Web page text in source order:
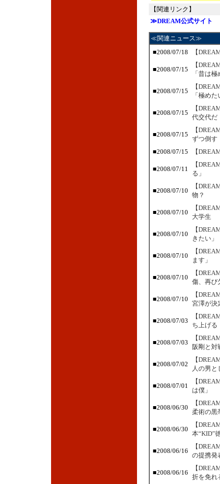
【関連リンク】
≫DREAM公式サイト
≪関連ニュース≫
■2008/07/18
【
■2008/07/15
【
「昔は
■2008/07/15
【
「極めた
■2008/07/15
【
代交代だ
■2008/07/15
【
ずつ倒す
■2008/07/15
【
■2008/07/11
【
る」
■2008/07/10
【
物？
■2008/07/10
【
大学生
■2008/07/10
【
きたい」
■2008/07/10
【
ます」
■2008/07/10
【
傷、再
■2008/07/10
【
宮澤が決
■2008/07/03
【
ち上げる
■2008/07/03
【
阪剛と対
■2008/07/02
【
人の男と
■2008/07/01
【
は僕」
■2008/06/30
【
柔術の黒
■2008/06/30
【
本“KID”
■2008/06/16
【
の提携発
■2008/06/16
【
折を免れ